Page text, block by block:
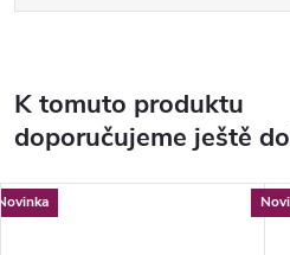
K tomuto produktu
doporučujeme ještě